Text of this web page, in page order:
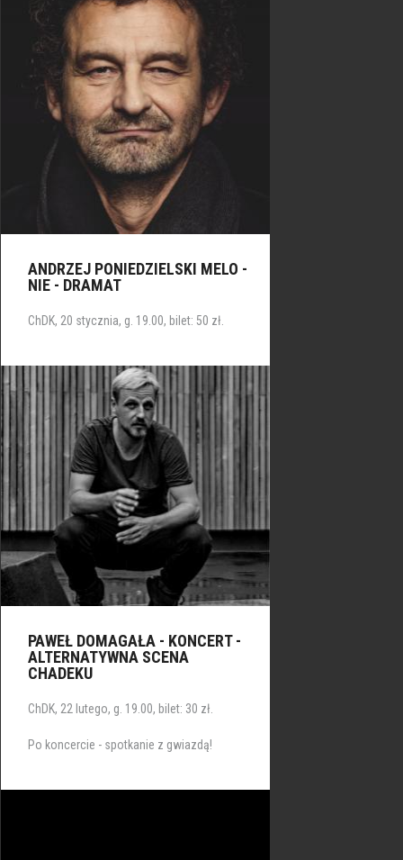
ANDRZEJ PONIEDZIELSKI MELO -
NIE - DRAMAT
ChDK, 20 stycznia, g. 19.00, bilet: 50 zł.
PAWEŁ DOMAGAŁA - KONCERT -
ALTERNATYWNA SCENA
CHADEKU
ChDK, 22 lutego, g. 19.00, bilet: 30 zł.
Po koncercie - spotkanie z gwiazdą!